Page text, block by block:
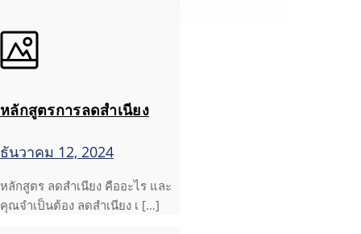
หลักสูตรการลดสำเนียง
ธันวาคม 12, 2024
หลักสูตร ลดสำเนียง คืออะไร และ
คุณจำเป็นต้อง ลดสำเนียง เ […]